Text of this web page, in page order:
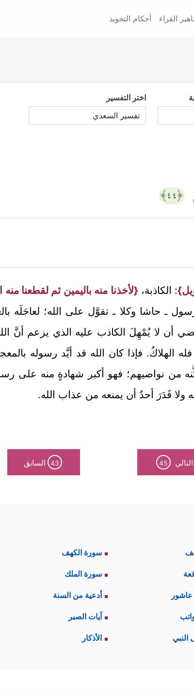
القراء أحكام التجويد
اختر التفسير
﴿٤٤﴾
: الكاذبة، {لأخذنا منه باليمين ثم لقطعنا منه
ـ حاشا وكلا ـ تقوَّل على الله؛ لعاجَلَه
لا يُمْهِلَ الكاذب عليه الذي يزعم أنَّ الله
فله الهلاكُ. فإذا كان الله قد أيَّد رسوله
من نواصيهم؛ فهو أكبر شهادةٍ منه على
ولا قَدَرَ أحدٌ أن يمنعه من عذاب الله.
التالي 45
43 السابق
سورة الكهف
سورة الملك
عاشور أدعية من السنة
آيات الصبر
النبي الأذكار